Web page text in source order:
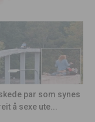
par som synes
å sexe ute...